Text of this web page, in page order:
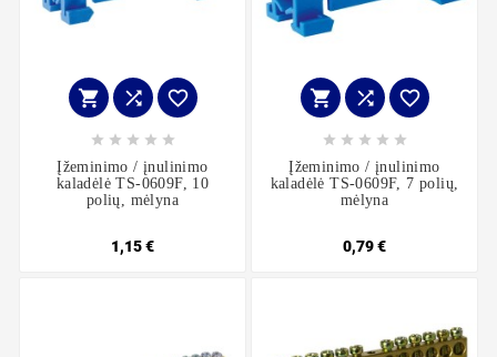
  
    
Įžeminimo / įnulinimo
kaladėlė TS-0609F, 10
polių, mėlyna
1,15 €
  
    
Įžeminimo / įnulinimo
kaladėlė TS-0609F, 7 polių,
mėlyna
0,79 €